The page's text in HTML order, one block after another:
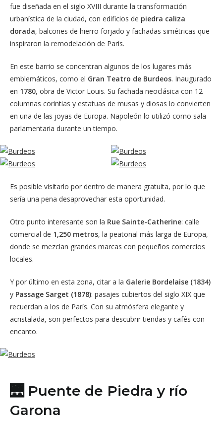
fue diseñada en el siglo XVIII durante la transformación
urbanística de la ciudad, con edificios de piedra caliza
dorada, balcones de hierro forjado y fachadas simétricas que
inspiraron la remodelación de París.
En este barrio se concentran algunos de los lugares más
emblemáticos, como el Gran Teatro de Burdeos. Inaugurado
en 1780, obra de Victor Louis. Su fachada neoclásica con 12
columnas corintias y estatuas de musas y diosas lo convierten
en una de las joyas de Europa. Napoleón lo utilizó como sala
parlamentaria durante un tiempo.
Es posible visitarlo por dentro de manera gratuita, por lo que
sería una pena desaprovechar esta oportunidad.
Otro punto interesante son la Rue Sainte-Catherine: calle
comercial de 1,250 metros, la peatonal más larga de Europa,
donde se mezclan grandes marcas con pequeños comercios
locales.
Y por último en esta zona, citar a la Galerie Bordelaise (1834)
y Passage Sarget (1878): pasajes cubiertos del siglo XIX que
recuerdan a los de París. Con su atmósfera elegante y
acristalada, son perfectos para descubrir tiendas y cafés con
encanto.
🌉 Puente de Piedra y río
Garona